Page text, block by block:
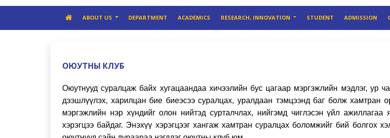
ABOUT US DEPARTMENT ACADEMICS RESEARCH, INNOVATION STUDENT ADMISSION
ОЮУТНЫ КЛУБ
Оюутнууд суралцаж байх хугацаандаа хичээлийн бус цагаар мэргэжлийн мэдлэг, ур
дээшлүүлэх, харилцан бие биеэсээ суралцах, уралдаан тэмцээнд баг болж хамтран
мэргэжлийн нэр хүндийг олон нийтэд сурталчлах, нийгэмд чиглэсэн үйл ажиллагаа
хэрэгцээ байдаг. Энэхүү хэрэгцээг хангаж хамтран суралцах боломжийг бий болгох